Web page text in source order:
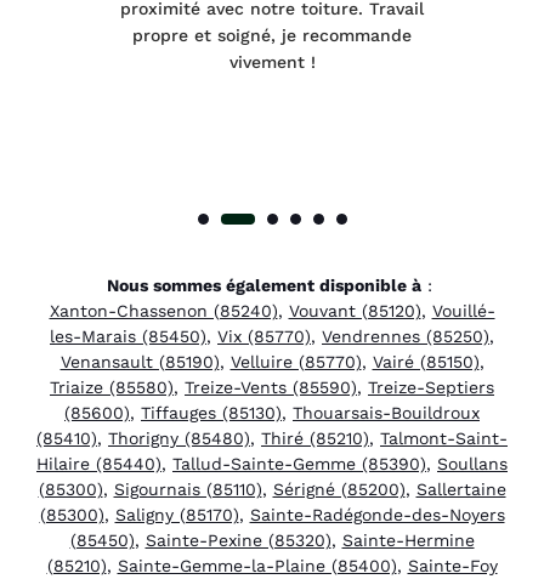
proximité avec notre toiture. Travail
propre et soigné, je recommande
vivement !
Nous sommes également disponible à:
Xanton-Chassenon (85240), Vouvant (85120), Vouillé-
les-Marais (85450), Vix (85770), Vendrennes (85250),
Venansault (85190), Velluire (85770), Vairé (85150),
Triaize (85580), Treize-Vents (85590), Treize-Septiers
(85600), Tiffauges (85130), Thouarsais-Bouildroux
(85410), Thorigny (85480), Thiré (85210), Talmont-Saint-
Hilaire (85440), Tallud-Sainte-Gemme (85390), Soullans
(85300), Sigournais (85110), Sérigné (85200), Sallertaine
(85300), Saligny (85170), Sainte-Radégonde-des-Noyers
(85450), Sainte-Pexine (85320), Sainte-Hermine
(85210), Sainte-Gemme-la-Plaine (85400), Sainte-Foy